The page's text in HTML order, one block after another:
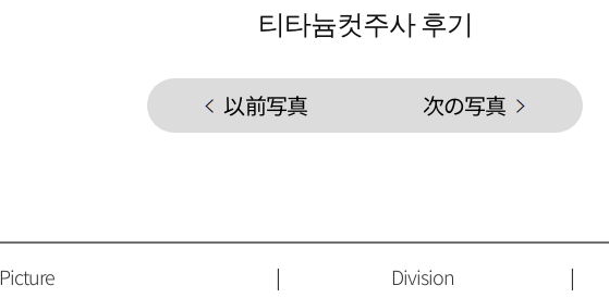
티타늄컷주사 후기
以前写真 次の写真
Picture Division